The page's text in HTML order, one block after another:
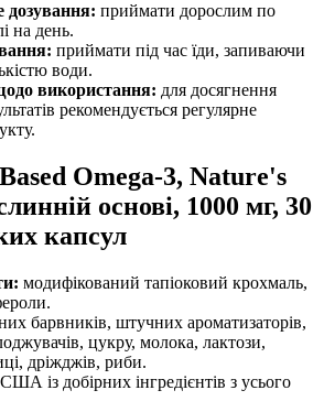
дозування: приймати дорослим по
на день.
приймати під час їди, запиваючи
води.
використання: для досягнення
рекомендується регулярне
Omega-3, Nature's
основі, 1000 мг, 30
капсул
модифікований тапіоковий крохмаль,
барвників, штучних ароматизаторів,
цукру, молока, лактози,
дріжджів, риби.
із добірних інгредієнтів з усього